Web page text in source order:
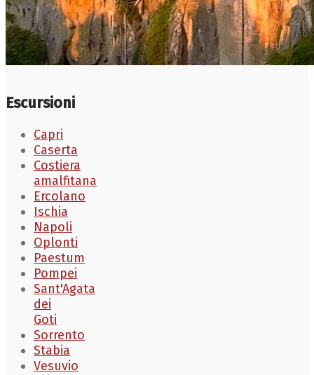
Escursioni
Capri
Caserta
Costiera
amalfitana
Ercolano
Ischia
Napoli
Oplonti
Paestum
Pompei
Sant'Agata
dei
Goti
Sorrento
Stabia
Vesuvio